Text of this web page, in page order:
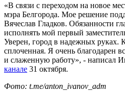
«В связи с переходом на новое
мэра Белгорода. Мое решение
Вячеслав Гладков. Обязанности
исполнять мой первый
Уверен, город в надежных руках.
сплоченная. Я очень благодарен
и слаженную работу», - написал
канале 31 октября.
Фото: t.me/anton_ivanov_adm